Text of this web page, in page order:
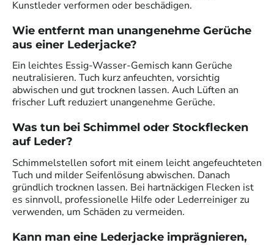
Kunstleder verformen oder beschädigen.
Wie entfernt man unangenehme Gerüche
aus einer Lederjacke?
Ein leichtes Essig-Wasser-Gemisch kann Gerüche
neutralisieren. Tuch kurz anfeuchten, vorsichtig
abwischen und gut trocknen lassen. Auch Lüften an
frischer Luft reduziert unangenehme Gerüche.
Was tun bei Schimmel oder Stockflecken
auf Leder?
Schimmelstellen sofort mit einem leicht angefeuchteten
Tuch und milder Seifenlösung abwischen. Danach
gründlich trocknen lassen. Bei hartnäckigen Flecken ist
es sinnvoll, professionelle Hilfe oder Lederreiniger zu
verwenden, um Schäden zu vermeiden.
Kann man eine Lederjacke imprägnieren,